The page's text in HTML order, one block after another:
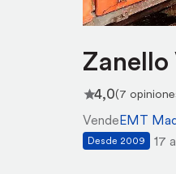
4,0(7
VendeEMT
Desde 2009 17